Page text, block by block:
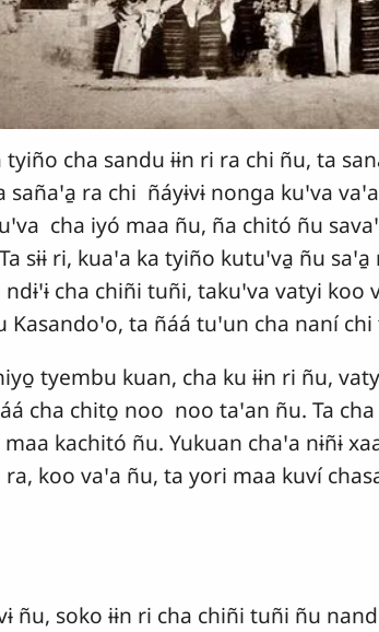
cha sandu ɨɨn ri ra chi ñu, ta
ra chi ñáyɨvɨ nonga kuꞌva
cha iyó maa ñu, ña chitó ñu
sɨɨ ri, kuaꞌa ka tyiño kutuꞌva̱ ñu
cha chiñi tuñi, takuꞌva vatyi koo
Kasandoꞌo, ta ñáá tuꞌun cha naní
tyembu kuan, cha ku ɨɨn ri ñu,
cha chito̱ noo noo taꞌan ñu. Ta cha
kachitó ñu. Yukuan chaꞌa nɨñɨ
koo vaꞌa ñu, ta yori maa kuví
ñu, soko ɨɨn ri cha chiñi tuñi ñu